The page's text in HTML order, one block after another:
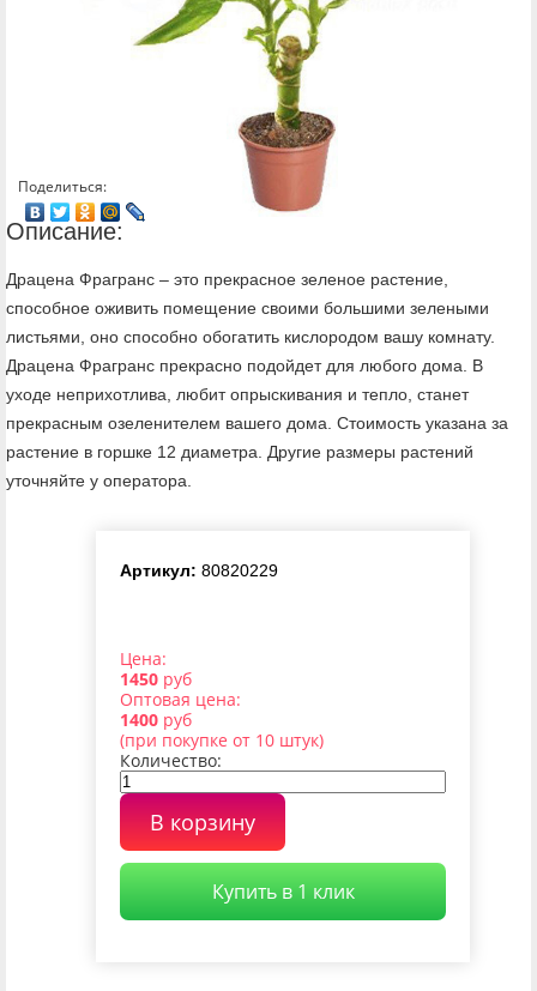
Поделиться:
Описание:
Драцена Фрагранс – это прекрасное зеленое растение,
способное оживить помещение своими большими зелеными
листьями, оно способно обогатить кислородом вашу комнату.
Драцена Фрагранс прекрасно подойдет для любого дома. В
уходе неприхотлива, любит опрыскивания и тепло, станет
прекрасным озеленителем вашего дома. Стоимость указана за
растение в горшке 12 диаметра. Другие размеры растений
уточняйте у оператора.
Цена:
1450 руб
Оптовая цена:
1400 руб
(при покупке от 10 штук)
Количество:
В корзину
Купить в 1 клик
Артикул: 80820229